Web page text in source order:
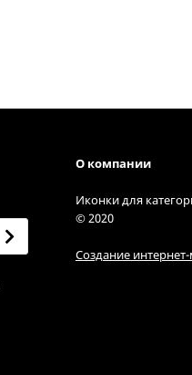
О компании
Иконки для
© 2020
Создание